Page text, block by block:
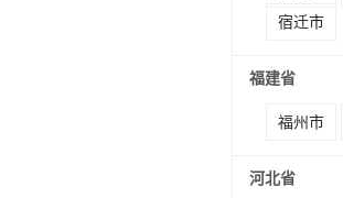
宿迁市
福建省
福州市
河北省